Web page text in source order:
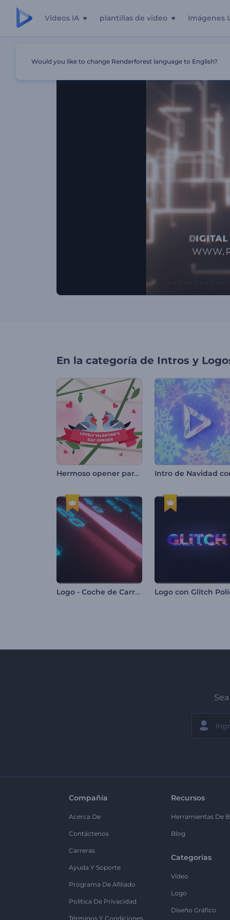
Videos IA plantillas de video Imágenes
En la categoría de Intros y
Hermoso opener para el día de San Valentín
Logo - Coche de Carreras de Alta Velocidad
Compañía
Acerca De
Contáctenos
Carreras
Ayuda Y Soporte
Programa De Afiliado
Política De Privacidad
Términos Y Condiciones
Recursos
Herramientas De
Blog
Categorías
Vídeo
Logo
Diseño Gráfico
Would you like to change Renderforest language to English?